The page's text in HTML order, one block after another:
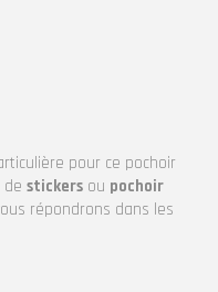
pour ce pochoir
stickers ou pochoir
répondrons dans les